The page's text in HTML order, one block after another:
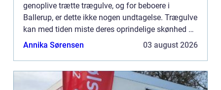
genoplive trætte trægulve, og for beboere i
Ballerup, er dette ikke nogen undtagelse. Trægulve
kan med tiden miste deres oprindelige skønhed på
grund af almindelig slitage, ridser, pletter og
Annika Sørensen 03 august 2026